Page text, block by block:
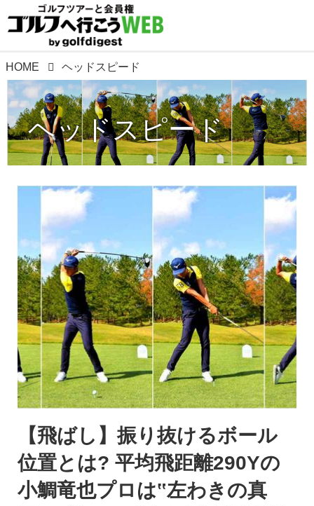
HOME ヘッドスピード
ヘッドスピード
【飛ばし】振り抜けるボール
位置とは? 平均飛距離290Yの
小鯛竜也プロは‟左わきの真